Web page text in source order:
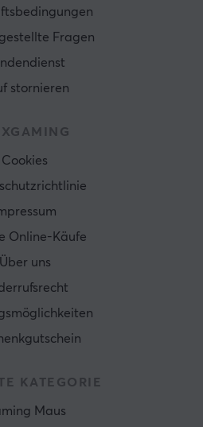
Fragen
stornieren
Cookies
Online-Käufe
Über uns
KATEGORIE
Maus